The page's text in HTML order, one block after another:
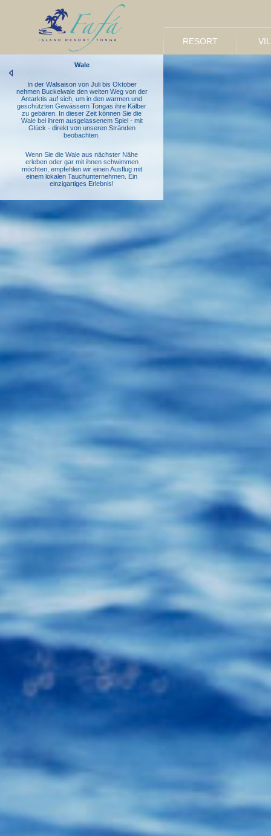
RESORT
Wale
In der Walsaison von Juli bis Oktober
nehmen Buckelwale den weiten Weg von der
Antarktis auf sich, um in den warmen und
geschützten Gewässern Tongas ihre Kälber
zu gebären. In dieser Zeit können Sie die
Wale bei ihrem ausgelassenem Spiel - mit
Glück - direkt von unseren Stränden
beobachten.
Wenn Sie die Wale aus nächster Nähe
erleben oder gar mit ihnen schwimmen
möchten, empfehlen wir einen Ausflug mit
einem lokalen Tauchunternehmen. Ein
einzigartiges Erlebnis!